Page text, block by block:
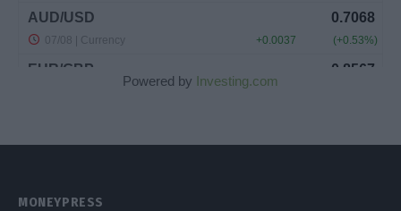
Powered by Investing.com
MONEYPRESS